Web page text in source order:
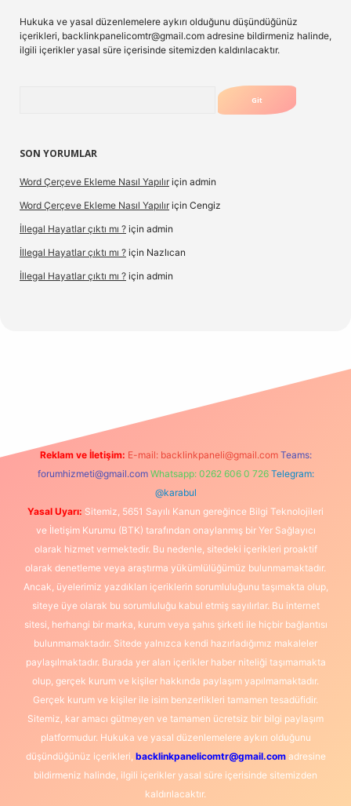
Hukuka ve yasal düzenlemelere aykırı olduğunu düşündüğünüz
içerikleri, backlinkpanelicomtr@gmail.com adresine bildirmeniz halinde,
ilgili içerikler yasal süre içerisinde sitemizden kaldırılacaktır.
SON YORUMLAR
Word Çerçeve Ekleme Nasıl Yapılır için admin
Word Çerçeve Ekleme Nasıl Yapılır için Cengiz
İllegal Hayatlar çıktı mı ? için admin
İllegal Hayatlar çıktı mı ? için Nazlıcan
İllegal Hayatlar çıktı mı ? için admin
Reklam ve İletişim: E-mail: backlinkpaneli@gmail.com Teams:
forumhizmeti@gmail.com Whatsapp: 0262 606 0 726 Telegram:
@karabul
Yasal Uyarı: Sitemiz, 5651 Sayılı Kanun gereğince Bilgi Teknolojileri
ve İletişim Kurumu (BTK) tarafından onaylanmış bir Yer Sağlayıcı
olarak hizmet vermektedir. Bu nedenle, sitedeki içerikleri proaktif
olarak denetleme veya araştırma yükümlülüğümüz bulunmamaktadır.
Ancak, üyelerimiz yazdıkları içeriklerin sorumluluğunu taşımakta olup,
siteye üye olarak bu sorumluluğu kabul etmiş sayılırlar. Bu internet
sitesi, herhangi bir marka, kurum veya şahıs şirketi ile hiçbir bağlantısı
bulunmamaktadır. Sitede yalnızca kendi hazırladığımız makaleler
paylaşılmaktadır. Burada yer alan içerikler haber niteliği taşımamakta
olup, gerçek kurum ve kişiler hakkında paylaşım yapılmamaktadır.
Gerçek kurum ve kişiler ile isim benzerlikleri tamamen tesadüfidir.
Sitemiz, kar amacı gütmeyen ve tamamen ücretsiz bir bilgi paylaşım
platformudur. Hukuka ve yasal düzenlemelere aykırı olduğunu
düşündüğünüz içerikleri, backlinkpanelicomtr@gmail.comadresine
bildirmeniz halinde, ilgili içerikler yasal süre içerisinde sitemizden
kaldırılacaktır.